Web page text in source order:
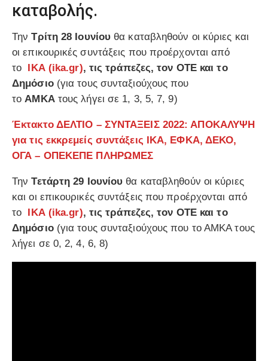
καταβολής.
ΤηνΤρίτη 28 Ιουνίου θα καταβληθούν οι κύριες και
οι επικουρικές συντάξεις που προέρχονται από
το ΙΚΑ (ika.gr), τις τράπεζες, τον ΟΤΕ και το
Δημόσιο (για τους συνταξιούχους που
τοΑΜΚΑτους λήγει σε 1, 3, 5, 7, 9)
Έκτακτο ΔΕΛΤΙΟ – ΣΥΝΤΑΞΕΙΣ 2022: ΑΠΟΚΑΛΥΨΗ
για τις εκκρεμείς συντάξεις ΙΚΑ, ΕΦΚΑ, ΔΕΚΟ,
ΟΓΑ – ΟΠΕΚΕΠΕ ΠΛΗΡΩΜΕΣ
Την Τετάρτη 29 Ιουνίου θα καταβληθούν οι κύριες
και οι επικουρικές συντάξεις που προέρχονται από
το ΙΚΑ (ika.gr), τις τράπεζες, τον ΟΤΕ και το
Δημόσιο (για τους συνταξιούχους που το ΑΜΚΑ τους
λήγει σε 0, 2, 4, 6, 8)